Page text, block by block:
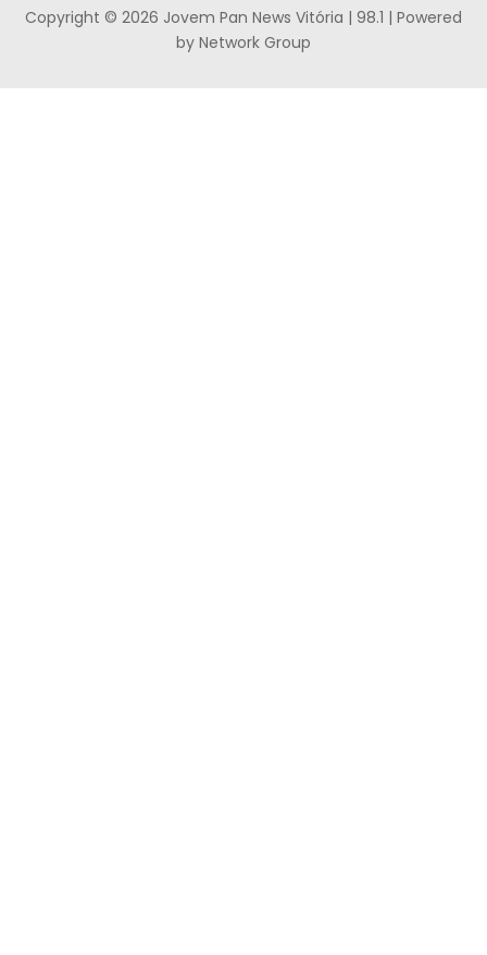
Copyright © 2026 Jovem Pan News Vitória | 98.1 | Powered
by Network Group